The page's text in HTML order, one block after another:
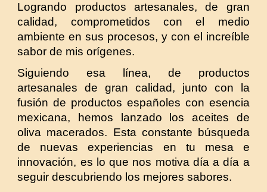
Logrando productos artesanales, de gran
calidad, comprometidos con el medio
ambiente en sus procesos, y con el increíble
sabor de mis orígenes.
Siguiendo esa línea, de productos
artesanales de gran calidad, junto con la
fusión de productos españoles con esencia
mexicana, hemos lanzado los aceites de
oliva macerados. Esta constante búsqueda
de nuevas experiencias en tu mesa e
innovación, es lo que nos motiva día a día a
seguir descubriendo los mejores sabores.